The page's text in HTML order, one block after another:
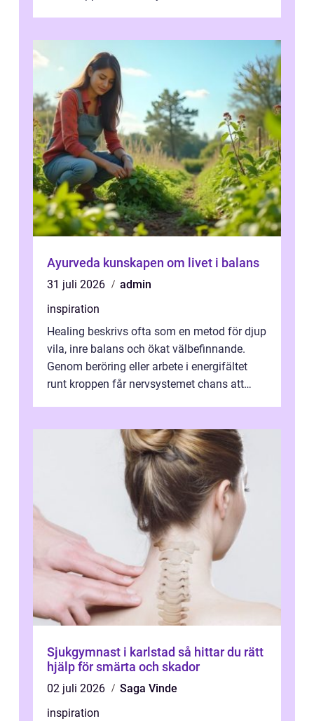
Ayurveda kunskapen om livet i balans
31 juli 2026
admin
inspiration
Healing beskrivs ofta som en metod för djup
vila, inre balans och ökat välbefinnande.
Genom beröring eller arbete i energifältet
runt kroppen får nervsystemet chans att
Sjukgymnast i karlstad så hittar du rätt
hjälp för smärta och skador
02 juli 2026
Saga Vinde
inspiration